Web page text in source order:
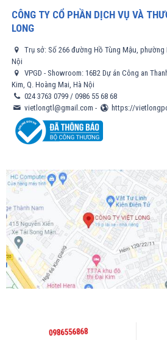
CÔNG TY CỔ PHẦN DỊCH VỤ VÀ
LONG
Trụ sở: Số 266 đường Hồ Tùng Mậu, phường
Nội
VPGD - Showroom: 16B2 Dự án Công an
Kim, Q. Hoàng Mai, Hà Nội
024 3763 0799/ 0986 55 68 68
vietlongtl@gmail.com - https://
0986556868